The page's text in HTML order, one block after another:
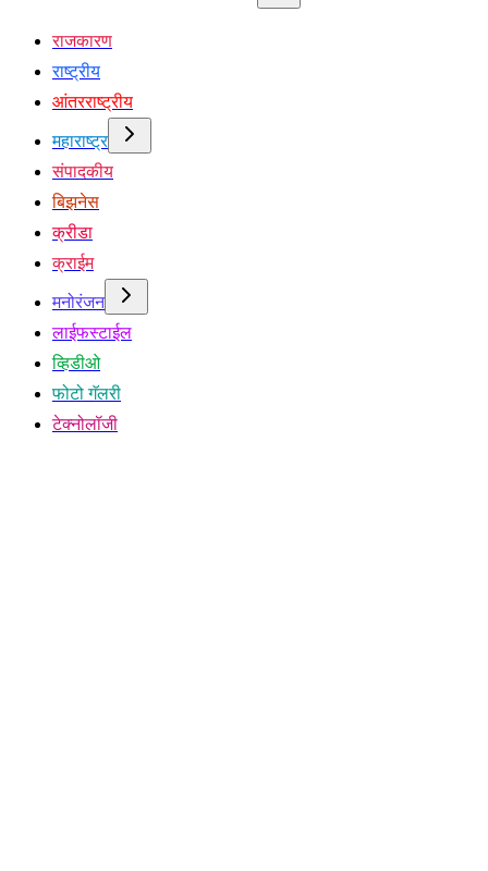
राजकारण
राष्ट्रीय
आंतरराष्ट्रीय
महाराष्ट्र
संपादकीय
बिझनेस
क्रीडा
क्राईम
मनोरंजन
लाईफस्टाईल
व्हिडीओ
फोटो गॅलरी
टेक्नोलॉजी